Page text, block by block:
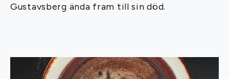
Gustavsberg ända fram till sin död.